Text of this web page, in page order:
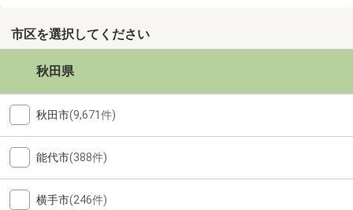
気になるお部屋を探してみましょう。
市区を選択してください
秋田県
秋田市(9,671件)
能代市(388件)
横手市(246件)